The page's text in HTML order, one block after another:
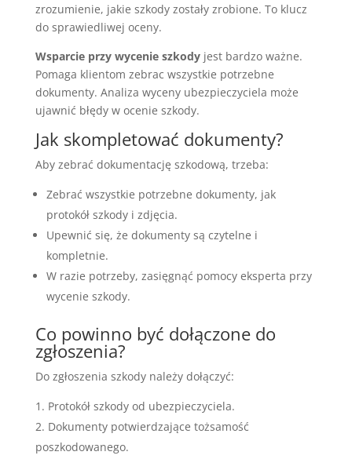
zrozumienie, jakie szkody zostały zrobione. To klucz
do sprawiedliwej oceny.
Wsparcie przy wycenie szkodyjest bardzo ważne.
Pomaga klientom zebrac wszystkie potrzebne
dokumenty. Analiza wyceny ubezpieczyciela może
ujawnić błędy w ocenie szkody.
Jak skompletować dokumenty?
Aby zebrać dokumentację szkodową, trzeba:
Zebrać wszystkie potrzebne dokumenty, jak
protokół szkody i zdjęcia.
Upewnić się, że dokumenty są czytelne i
kompletnie.
W razie potrzeby, zasięgnąć pomocy eksperta przy
wycenie szkody.
Co powinno być dołączone do
zgłoszenia?
Do zgłoszenia szkody należy dołączyć:
Protokół szkody od ubezpieczyciela.
Dokumenty potwierdzające tożsamość
poszkodowanego.